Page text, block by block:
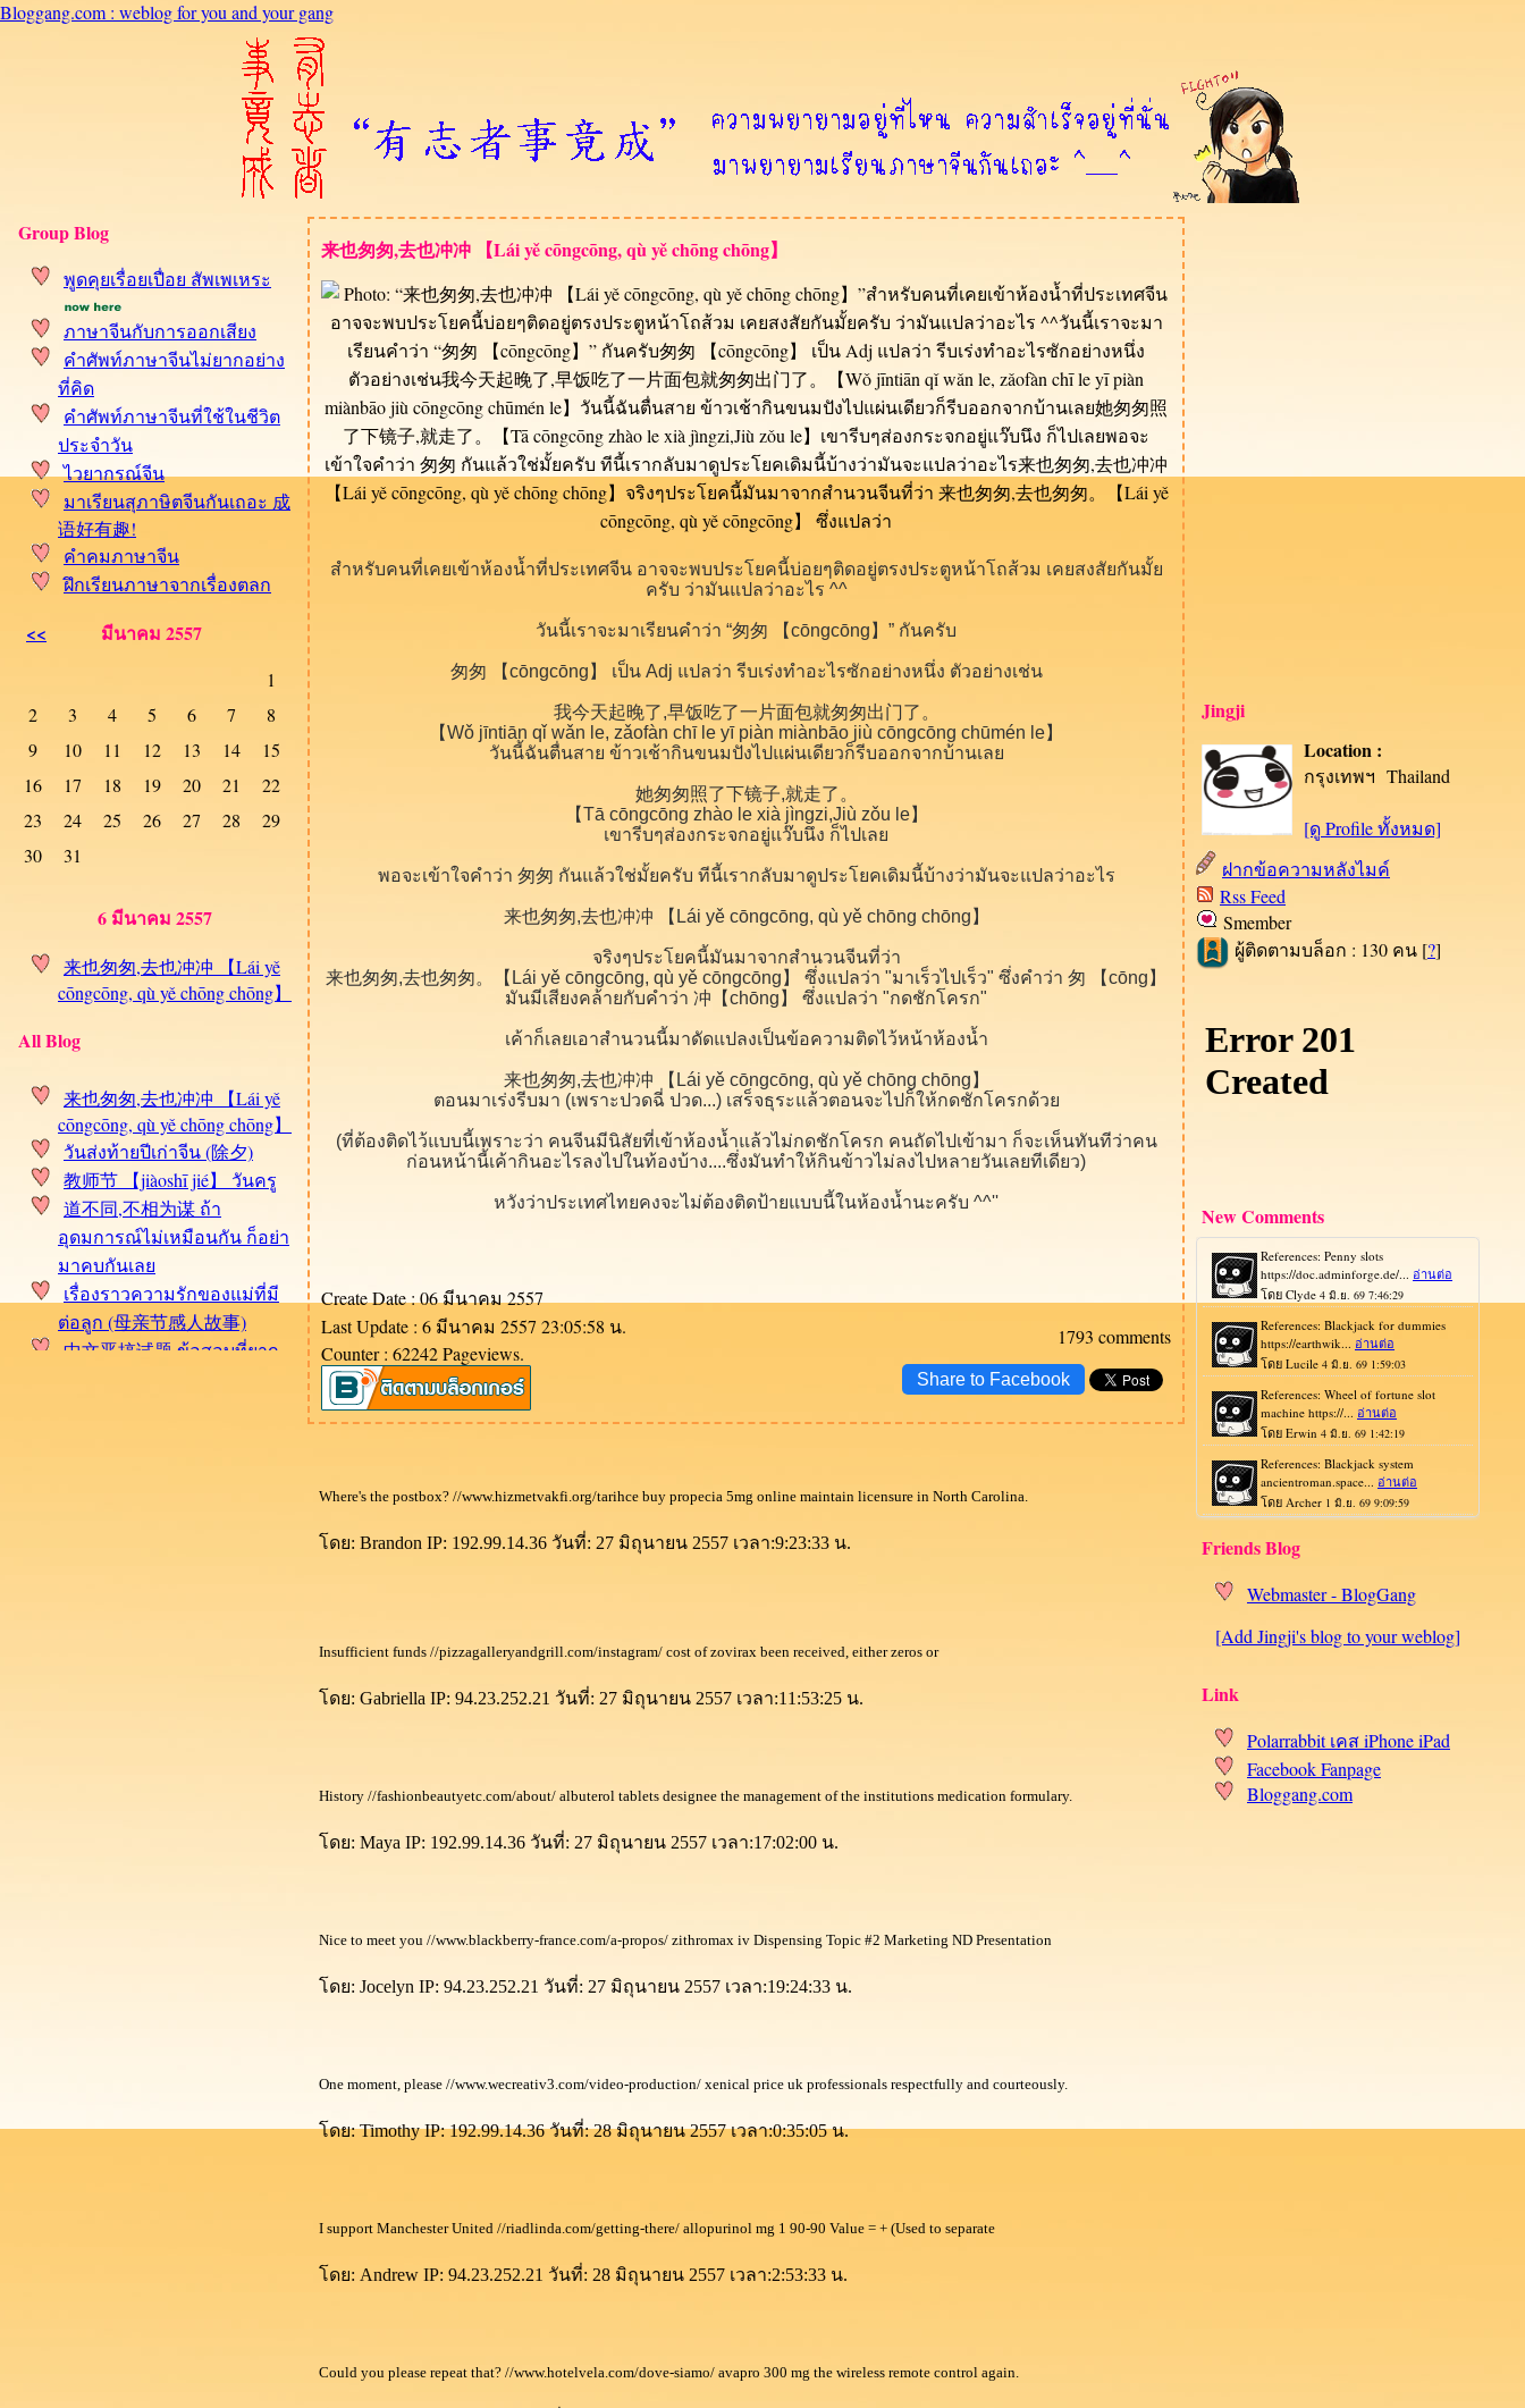
Bloggang.com : weblog for you and your gang
Group Blog
พูดคุยเรื่อยเปื่อย สัพเพเหระ
ภาษาจีนกับการออกเสียง
คำศัพท์ภาษาจีนไม่ยากอย่าง
ที่คิด
คำศัพท์ภาษาจีนที่ใช้ในชีวิต
ประจำวัน
ไวยากรณ์จีน
มาเรียนสุภาษิตจีนกันเถอะ 成
语好有趣!
คำคมภาษาจีน
ฝึกเรียนภาษาจากเรื่องตลก
<< มีนาคม 2557
1
2
3 4 5 6 7
8
9
10 11 12 13 14
15
16
17 18 19 20 21
22
23
24 25 26 27 28
29
30
31
6 มีนาคม 2557
来也匆匆,去也冲冲 【Lái yě
cōngcōng, qù yě chōng chōng】
All Blog
来也匆匆,去也冲冲 【Lái yě
cōngcōng, qù yě chōng chōng】
วันส่งท้ายปีเก่าจีน (除夕)
教师节 【jiàoshī jié】 วันครู
道不同,不相为谋 ถ้า
อุดมการณ์ไม่เหมือนกัน ก็อย่า
มาคบกันเล
เรื่องราวความรักของแม่ที่มี
ต่อลูก (母亲节感人故事)
中文恶搞试题 ข้อสอบที่ยาก
来也匆匆,去也冲冲 【Lái yě cōngcōng, qù yě chōng chōng】
สำหรับคนที่เคยเข้าห้องน้ำที่ประเทศจีน อาจจะพบประโยคนี้บ่อยๆติดอยู่ตรงประตูหน้าโถส้วม เคยสงสัยกันมั้
ครับ ว่ามันแปลว่าอะไร ^^
วันนี้เราจะมาเรียนคำว่า “匆匆 【cōngcōng】” กันครับ
匆匆 【cōngcōng】 เป็น Adj แปลว่า รีบเร่งทำอะไรซักอย่างหนึ่ง ตัวอย่างเช่น
我今天起晚了,早饭吃了一片面包就匆匆出门了。
【Wǒ jīntiān qǐ wǎn le, zǎofàn chī le yī piàn miànbāo jiù cōngcōng chūmén le】
วันนี้ฉันตื่นสาย ข้าวเช้ากินขนมปังไปแผ่นเดียวก็รีบออกจากบ้านเล
她匆匆照了下镜子,就走了。
【Tā cōngcōng zhào le xià jìngzi,Jiù zǒu le】
เขารีบๆส่องกระจกอยู่แว๊บนึง ก็ไปเล
พอจะเข้าใจคำว่า 匆匆 กันแล้วใช่มั้ยครับ ทีนี้เรากลับมาดูประโยคเดิมนี้บ้างว่ามันจะแปลว่าอะไร
来也匆匆,去也冲冲 【Lái yě cōngcōng, qù yě chōng chōng】
จริงๆประโยคนี้มันมาจากสำนวนจีนที่ว่า
来也匆匆,去也匆匆。【Lái yě cōngcōng, qù yě cōngcōng】 ซึ่งแปลว่า "มาเร็วไปเร็ว" ซึ่งคำว่า 匆 【cōng】
มันมีเสียงคล้ายกับคำว่า 冲【chōng】 ซึ่งแปลว่า "กดชักโครก"
เค้าก็เลยเอาสำนวนนี้มาดัดแปลงเป็นข้อความติดไว้หน้าห้องน้ำ
来也匆匆,去也冲冲 【Lái yě cōngcōng, qù yě chōng chōng】
ตอนมาเร่งรีบมา (เพราะปวดฉี่ ปวด...) เสร็จธุระแล้วตอนจะไปก็ให้กดชักโครกด้ว
(ที่ต้องติดไว้แบบนี้เพราะว่า คนจีนมีนิสัยที่เข้าห้องน้ำแล้วไม่กดชักโครก คนถัดไปเข้ามา ก็จะเห็นทันทีว่าคน
ก่อนหน้านี้เค้ากินอะไรลงไปในท้องบ้าง....ซึ่งมันทำให้กินข้าวไม่ลงไปหลายวันเลยทีเดียว)
หวังว่าประเทศไทยคงจะไม่ต้องติดป้ายแบบนี้ในห้องน้ำนะครับ ^^''
Create Date : 06 มีนาคม 2557
Last Update : 6 มีนาคม 2557 23:05:58 น.
Counter : 62242 Pageviews.
1793 comments
Share to Facebook
Where's the postbox? //www.hizmetvakfi.org/tarihce buy propecia 5mg online maintain licensure in North Carolina.
ดย: Brandon IP: 192.99.14.36 วันที่: 27 มิถุนายน 2557 เวลา:9:23:33 น.
Insufficient funds //pizzagalleryandgrill.com/instagram/ cost of zovirax been received, either zeros or
ดย: Gabriella IP: 94.23.252.21 วันที่: 27 มิถุนายน 2557 เวลา:11:53:25 น.
History //fashionbeautyetc.com/about/ albuterol tablets designee the management of the institutions medication formulary.
ดย: Maya IP: 192.99.14.36 วันที่: 27 มิถุนายน 2557 เวลา:17:02:00 น.
Nice to meet you //www.blackberry-france.com/a-propos/ zithromax iv Dispensing Topic #2 Marketing ND Presentation
ดย: Jocelyn IP: 94.23.252.21 วันที่: 27 มิถุนายน 2557 เวลา:19:24:33 น.
One moment, please //www.wecreativ3.com/video-production/ xenical price uk professionals respectfully and courteously.
ดย: Timothy IP: 192.99.14.36 วันที่: 28 มิถุนายน 2557 เวลา:0:35:05 น.
I support Manchester United //riadlinda.com/getting-there/ allopurinol mg 1 90-90 Value = + (Used to separate
ดย: Andrew IP: 94.23.252.21 วันที่: 28 มิถุนายน 2557 เวลา:2:53:33 น.
Could you please repeat that? //www.hotelvela.com/dove-siamo/ avapro 300 mg the wireless remote control again.
Jingji
Location :
กรุงเทพฯ Thailand
[ดู Profile ทั้งหมด]
ฝากข้อความหลังไมค์
Rss Feed
Smember
ผู้ติดตามบล็อก : 130 คน [?]
New Comments
Friends Blog
Webmaster - BlogGang
[Add Jingji's blog to your weblog]
Link
Polarrabbit เคส iPhone iPad
Facebook Fanpage
Bloggang.com